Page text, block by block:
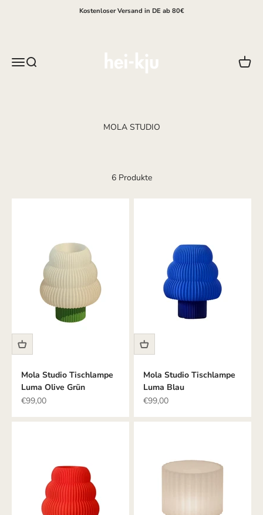
Kostenloser Versand in DE ab 80€
MenüSuche
6 Produkte
Mola Studio Tischlampe
Luma Olive Grün
Angebot
€99,00
Mola Studio Tischlampe
Luma Blau
Angebot
€99,00